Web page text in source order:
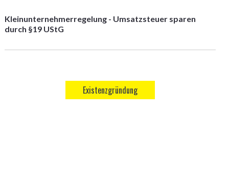
Kleinunternehmerregelung - Umsatzsteuer sparen
durch §19 UStG
Existenzgründung